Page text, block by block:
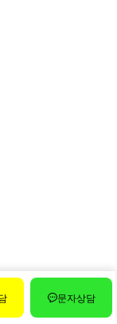
문자상담